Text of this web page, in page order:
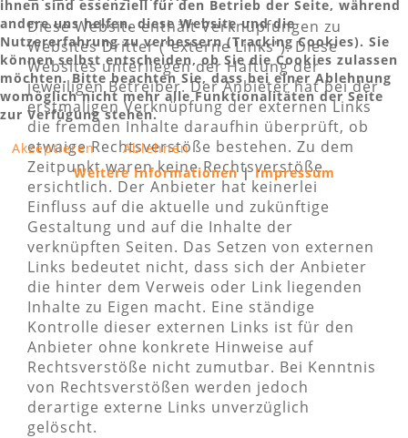
Diese Website enthält Verknüpfungen zu
Websites Dritter ("externe Links"). Diese
Websites unterliegen der Haftung der
jeweiligen Betreiber. Der Anbieter hat bei der
erstmaligen Verknüpfung der externen Links
die fremden Inhalte daraufhin überprüft, ob
etwaige Rechtsverstöße bestehen. Zu dem
Zeitpunkt waren keine Rechtsverstöße
ersichtlich. Der Anbieter hat keinerlei
Einfluss auf die aktuelle und zukünftige
Gestaltung und auf die Inhalte der
verknüpften Seiten. Das Setzen von externen
Links bedeutet nicht, dass sich der Anbieter
die hinter dem Verweis oder Link liegenden
Inhalte zu Eigen macht. Eine ständige
Kontrolle dieser externen Links ist für den
Anbieter ohne konkrete Hinweise auf
Rechtsverstöße nicht zumutbar. Bei Kenntnis
von Rechtsverstößen werden jedoch
derartige externe Links unverzüglich
gelöscht.
ihnen sind essenziell für den Betrieb der Seite, während
andere uns helfen, diese Website und die
Nutzererfahrung zu verbessern (Tracking Cookies). Sie
können selbst entscheiden, ob Sie die Cookies zulassen
möchten. Bitte beachten Sie, dass bei einer Ablehnung
womöglich nicht mehr alle Funktionalitäten der Seite
zur Verfügung stehen.
Akzeptieren
Ablehnen
Weitere Informationen|Impressum